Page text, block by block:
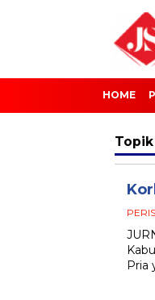
HOME
Topik
Pria